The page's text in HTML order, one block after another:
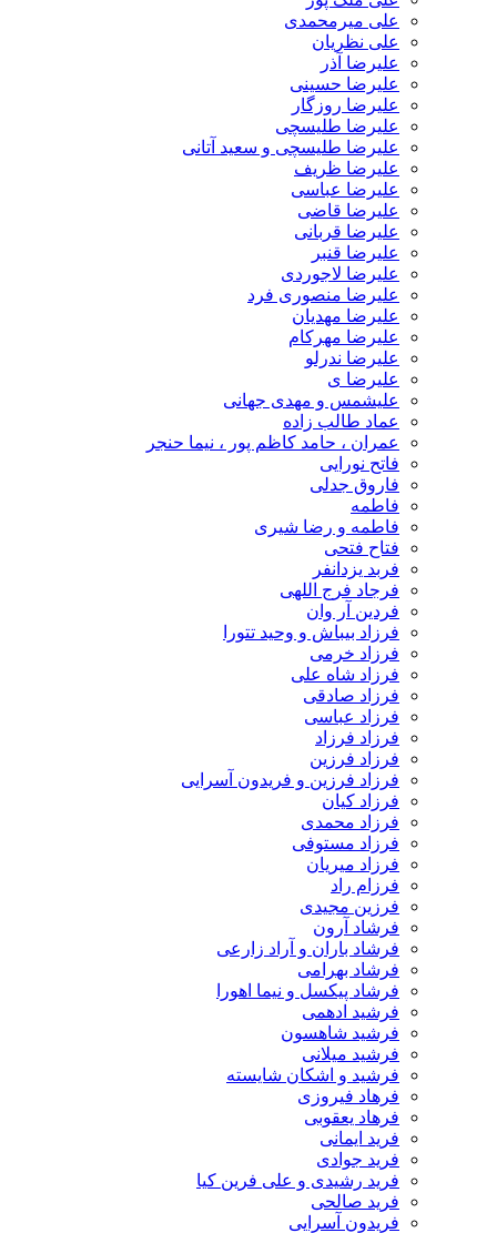
علی میرمحمدی
علی نظریان
علیرضا آذر
علیرضا حسینی
علیرضا روزگار
علیرضا طلیسچی
علیرضا طلیسچی و سعید آتانی
علیرضا ظریف
علیرضا عباسی
علیرضا قاضی
علیرضا قربانی
علیرضا قنبر
علیرضا لاجوردی
علیرضا منصوری فرد
علیرضا مهدیان
علیرضا مهرکام
علیرضا ندرلو
علیرضا ی
علیشمس و مهدی جهانی
عماد طالب زاده
عمران ، حامد کاظم پور ، نیما حنجر
فاتح نورایی
فاروق جدلی
فاطمه
فاطمه و رضا شیری
فتاح فتحی
فربد یزدانفر
فرجاد فرج اللهی
فردین آر وان
فرزاد بیباش و وحید تتورا
فرزاد خرمی
فرزاد شاه علی
فرزاد صادقی
فرزاد عباسی
فرزاد فرزاد
فرزاد فرزین
فرزاد فرزین و فریدون آسرایی
فرزاد کیان
فرزاد محمدی
فرزاد مستوفی
فرزاد میریان
فرزام راد
فرزین مجیدی
فرشاد آرون
فرشاد باران و آراد زارعی
فرشاد بهرامی
فرشاد پیکسل و نیما اهورا
فرشید ادهمی
فرشید شاهسون
فرشید میلانی
فرشید و اشکان شایسته
فرهاد فیروزی
فرهاد یعقوبی
فرید ایمانی
فرید جوادی
فرید رشیدی و علی فرین کیا
فرید صالحی
فریدون آسرایی